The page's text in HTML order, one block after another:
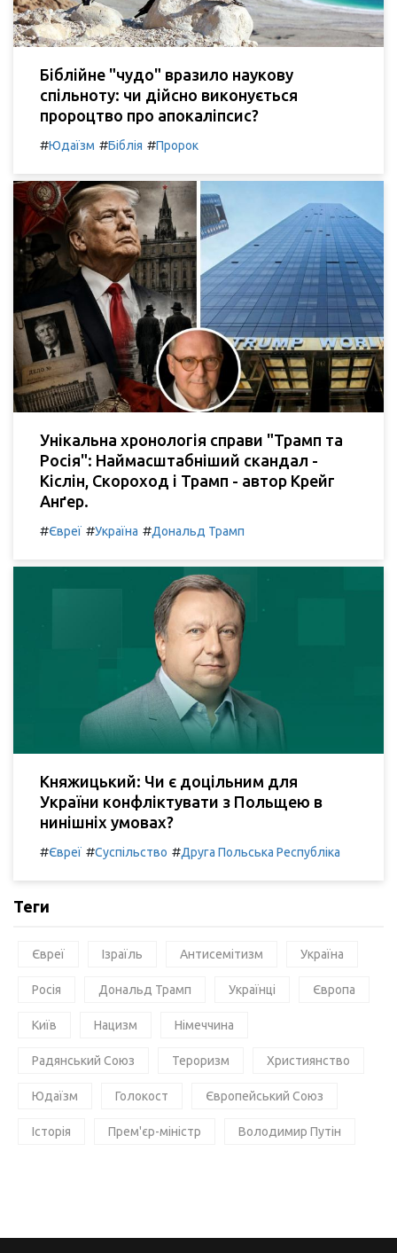
Біблійне "чудо" вразило наукову
спільноту: чи дійсно виконується
пророцтво про апокаліпсис?
#Юдаїзм #Біблія #Пророк
Унікальна хронологія справи "Трамп та
Росія": Наймасштабніший скандал -
Кіслін, Скороход і Трамп - автор Крейг
Анґер.
#Євреї #Україна #Дональд Трамп
Княжицький: Чи є доцільним для
України конфліктувати з Польщею в
нинішніх умовах?
#Євреї #Суспільство #Друга Польська Республіка
Теги
Євреї Ізраїль Антисемітизм Україна
Росія Дональд Трамп Українці Європа
Київ Нацизм Німеччина
Радянський Союз Тероризм Християнство
Юдаїзм Голокост Європейський Союз
Історія Прем'єр-міністр Володимир Путін